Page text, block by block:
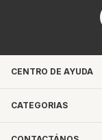
CENTRO DE AYUDA
CATEGORIAS